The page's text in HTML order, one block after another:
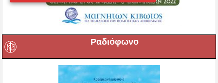
Ραδιόφωνο